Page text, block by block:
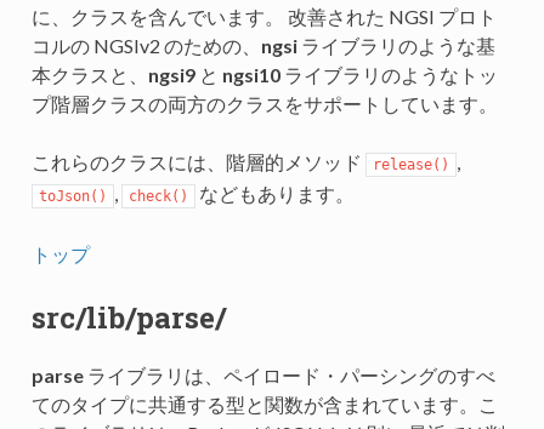
に、クラスを含んでいます。 改善された NGSI プロト
コルの NGSIv2 のための、 ngsiライブラリのような基
本クラスと、 ngsi9と ngsi10ライブラリのようなトッ
プ階層クラスの両方のクラスをサポートしています。
これらのクラスには、階層的メソッド release() ,
toJson() , check() などもあります。
トップ
src/lib/parse/
parseライブラリは、ペイロード・パーシングのすべ
てのタイプに共通する型と関数が含まれています。こ